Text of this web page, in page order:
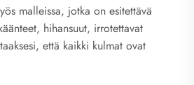
malleissa, jotka on esitettävä
hihansuut, irrotettavat
että kaikki kulmat ovat